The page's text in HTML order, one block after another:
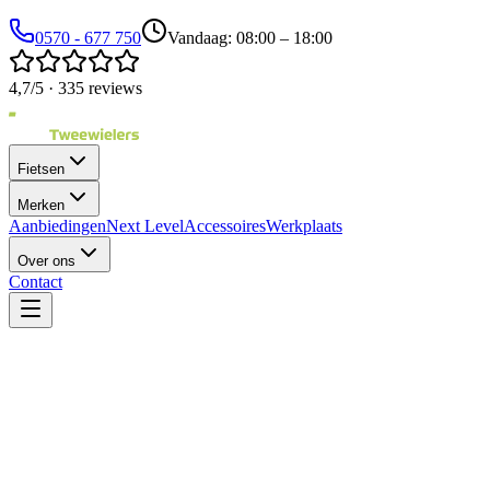
0570 - 677 750 Vandaag: 08:00 – 18:00
4,7/5 · 335 reviews
Fietsen
Merken
AanbiedingenNext LevelAccessoiresWerkplaats
Over ons
Contact